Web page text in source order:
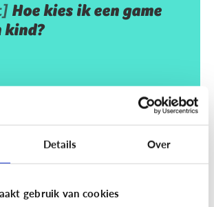
Details Over
gebruik van cookies
Hoe kies ik een game
kind?